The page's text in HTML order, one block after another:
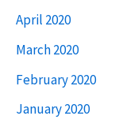
April 2020
March 2020
February 2020
January 2020